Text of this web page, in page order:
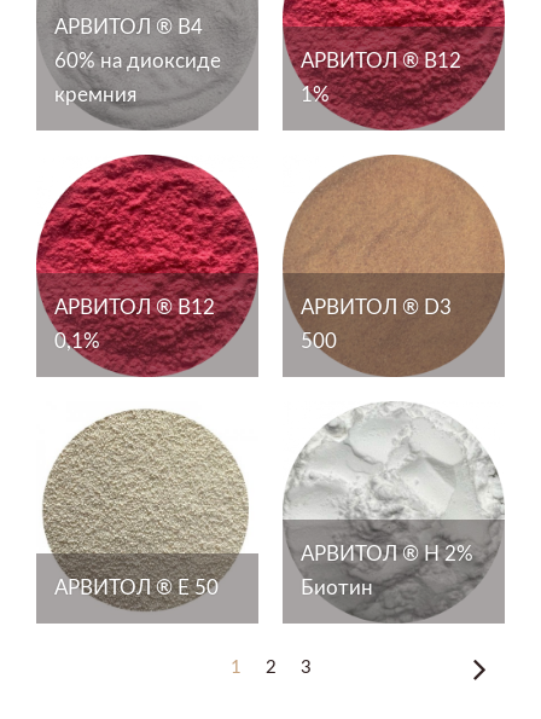
АРВИТОЛ ® В4
60% на диоксиде
кремния
АРВИТОЛ ® В12
1%
АРВИТОЛ ® В12
0,1%
АРВИТОЛ ® D3
500
АРВИТОЛ ® Е 50
АРВИТОЛ ® Н 2%
Биотин
1 2 3